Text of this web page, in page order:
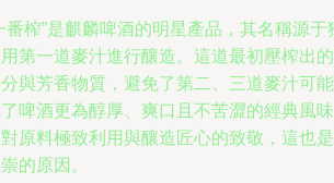
番榨”是麒麟啤酒的明星產品，其名稱源
第一道麥汁進行釀造。這道最初壓榨出
與芳香物質，避免了第二、三道麥汁可
啤酒更為醇厚、爽口且不苦澀的經典風
原料極致利用與釀造匠心的致敬，這也
的原因。